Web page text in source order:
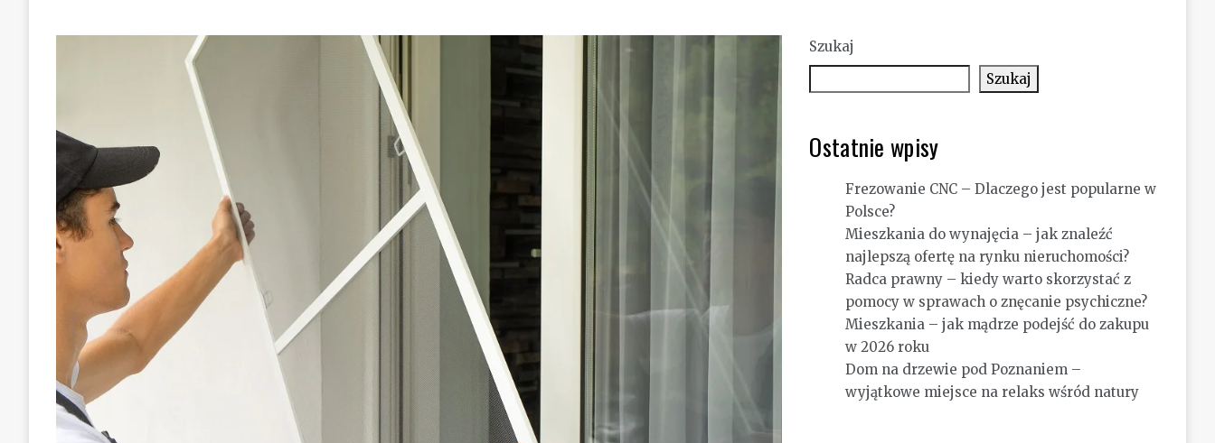
Szukaj
Szukaj
Ostatnie wpisy
Frezowanie CNC – Dlaczego jest popularne w
Polsce?
Mieszkania do wynajęcia – jak znaleźć
najlepszą ofertę na rynku nieruchomości?
Radca prawny – kiedy warto skorzystać z
pomocy w sprawach o znęcanie psychiczne?
Mieszkania – jak mądrze podejść do zakupu
w 2026 roku
Dom na drzewie pod Poznaniem –
wyjątkowe miejsce na relaks wśród natury